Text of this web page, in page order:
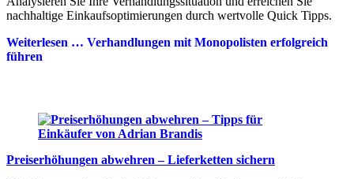
nachhaltige Einkaufsoptimierungen durch wertvolle Quick Tipps.
Weiterlesen … Verhandlungen mit Monopolisten erfolgreich
führen
Preiserhöhungen abwehren – Lieferketten sichern